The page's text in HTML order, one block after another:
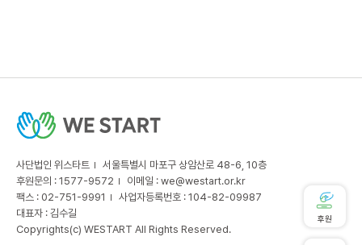
사단법인 위스타트
서울특별시 마포구 상암산로 48-6, 10층
후원문의 : 1577-9572
이메일 : we@westart.or.kr
팩스 : 02-751-9991
사업자등록번호 : 104-82-09987
대표자 : 김수길
Copyrights(c) WESTART All Rights Reserved.
후원